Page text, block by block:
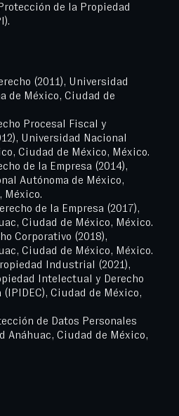
de la Propiedad
(2011), Universidad
de México, Ciudad de
Procesal Fiscal y
Universidad Nacional
Ciudad de México, México.
de la Empresa (2014),
Autónoma de México,
México.
de la Empresa (2017),
Ciudad de México, México.
Corporativo (2018),
Ciudad de México, México.
Industrial (2021),
Intelectual y Derecho
Ciudad de México,
de Datos Personales
Anáhuac, Ciudad de México,